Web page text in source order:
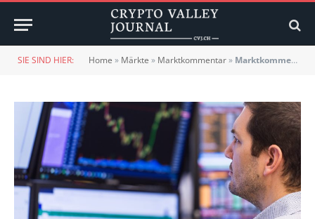
SIE SIND HIER: Home » Märkte » Marktkommentar» Marktkommentar vom 13.05.2022